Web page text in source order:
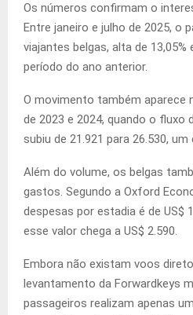
Os números confirmam o
Entre janeiro e julho de 2025, o
viajantes belgas, alta de
período do ano anterior.
O movimento também aparece
de 2023 e 2024, quando o fluxo
subiu de 21.921 para 26.530,
Além do volume, os belgas
gastos. Segundo a Oxford
despesas por estadia é de US$
esse valor chega a US$ 2.590.
Embora não existam voos
levantamento da Forwardkeys
passageiros realizam apenas